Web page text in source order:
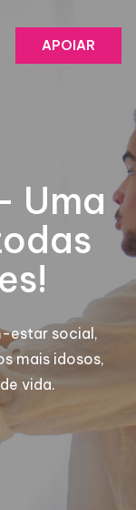
APOIAR
Uma
estar social,
mais idosos,
vida.